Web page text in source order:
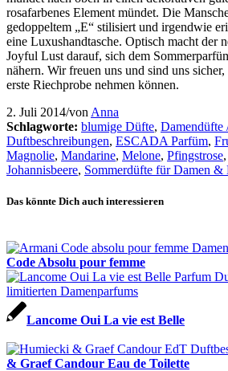
rosafarbenes Element mündet. Die
gedoppeltem „E“ stilisiert und irgendwie
eine Luxushandtasche. Optisch macht der
Joyful Lust darauf, sich dem
nähern. Wir freuen uns und sind uns
erste Riechprobe nehmen können.
2. Juli 2014/von Anna
Schlagworte: blumige Düfte, Damendüfte
Duftbeschreibungen, ESCADA Parfüm,
Magnolie, Mandarine, Melone, Pfingstrose,
Johannisbeere, Sommerdüfte für Damen &
Das könnte Dich auch interessieren
Code Absolu pour femme
Lancome Oui La vie est Belle
& Graef Candour Eau de Toilette